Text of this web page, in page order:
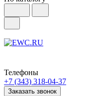
Телефоны
+7 (343) 318-04-37
Заказать звонок